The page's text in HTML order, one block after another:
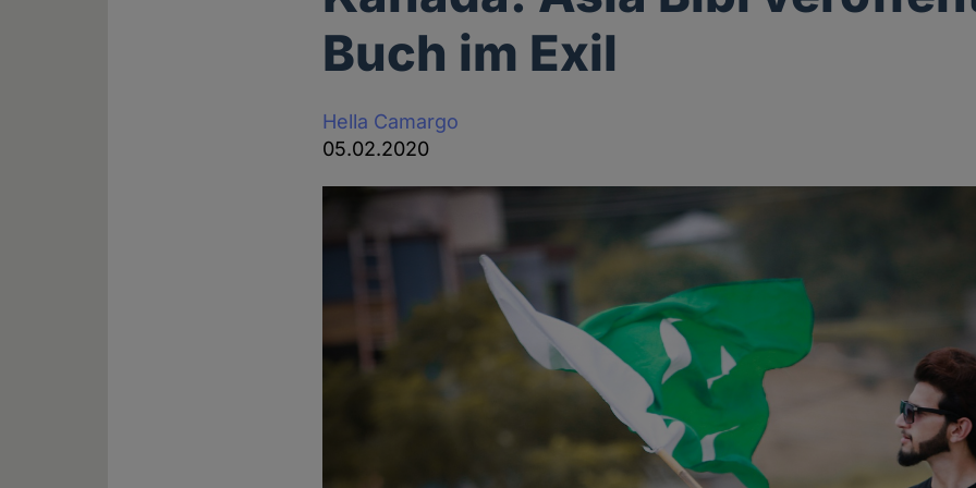
Buch im Exil
Hella Camargo
05.02.2020